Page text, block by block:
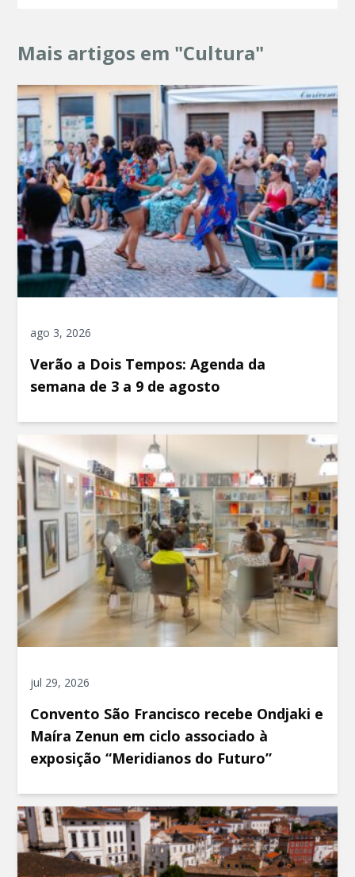
Mais artigos em "Cultura"
ago 3, 2026
Verão a Dois Tempos: Agenda da
semana de 3 a 9 de agosto
jul 29, 2026
Convento São Francisco recebe Ondjaki e
Maíra Zenun em ciclo associado à
exposição “Meridianos do Futuro”